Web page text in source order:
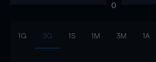
0
1G 3G 1S 1M 3M 1A